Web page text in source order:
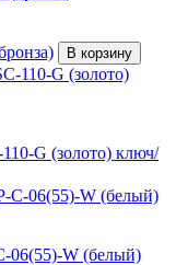
В корзину
G (золото) ключ/
06(55)-W (белый)